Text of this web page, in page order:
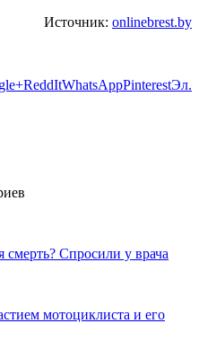
Источник: onlinebrest.by
ReddItWhatsAppPinterestЭл.
Спросили у врача
мотоциклиста и его